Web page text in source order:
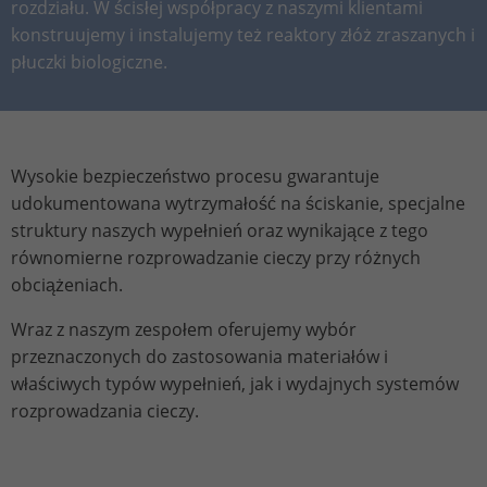
rozdziału. W ścisłej współpracy z naszymi klientami
konstruujemy i instalujemy też reaktory złóż zraszanych i
płuczki biologiczne.
Wysokie bezpieczeństwo procesu gwarantuje
udokumentowana wytrzymałość na ściskanie, specjalne
struktury naszych wypełnień oraz wynikające z tego
równomierne rozprowadzanie cieczy przy różnych
obciążeniach.
Wraz z naszym zespołem oferujemy wybór
przeznaczonych do zastosowania materiałów i
właściwych typów wypełnień, jak i wydajnych systemów
rozprowadzania cieczy.
Purpose
Stores the chosen tracking optin
settings.
information anonymously and assign a
randomly generated number to identify
unique visitors.
Provider Google Analytics
Lifetime 1 day
Purpose
information about how visitors use a
website and to help us compile an
analysis report on how the website is
performing. The information collected
includes the number of visitors, the